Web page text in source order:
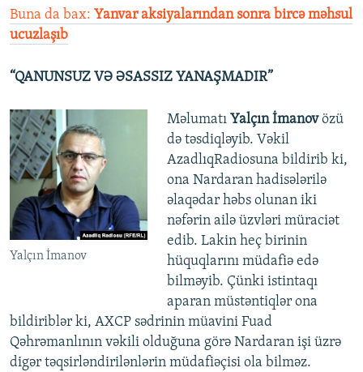
Buna da bax: Yanvar aksiyalarından sonra bircə məhsul
ucuzlaşıb
“QANUNSUZ VƏ ƏSASSIZ YANAŞMADIR”
Yalçın İmanov
Məlumatı Yalçın İmanovözü
də təsdiqləyib. Vəkil
AzadlıqRadiosuna bildirib ki,
ona Nardaran hadisələrilə
əlaqədar həbs olunan iki
nəfərin ailə üzvləri müraciət
edib. Lakin heç birinin
hüquqlarını müdafiə edə
bilməyib. Çünki istintaqı
aparan müstəntiqlər ona
bildiriblər ki, AXCP sədrinin müavini Fuad
Qəhrəmanlının vəkili olduğuna görə Nardaran işi üzrə
digər təqsirləndirilənlərin müdafiəçisi ola bilməz.